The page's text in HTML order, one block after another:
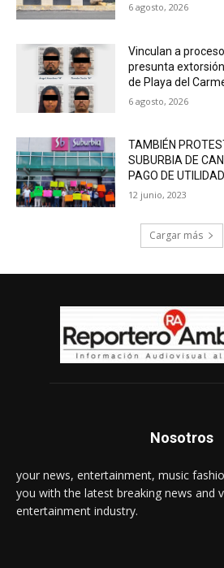
6 agosto, 2026
Vinculan a
presunta
de Playa del
6 agosto, 2026
TAMBIÉN
SUBURBIA DE
PAGO DE
12 junio, 2023
Cargar más
Nosotros
your news, entertainment, music
you with the latest breaking news and
entertainment industry.